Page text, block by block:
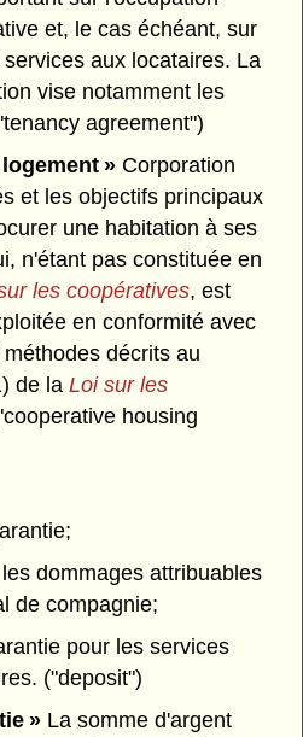
et, le cas échéant, sur
aux locataires. La
vise notamment les
agreement")
»Corporation
et les objectifs principaux
une habitation à ses
n'étant pas constituée en
les coopératives, est
en conformité avec
décrits au
de laLoi sur les
housing
dommages attribuables
de compagnie;
pour les services
("deposit")
»La somme d'argent